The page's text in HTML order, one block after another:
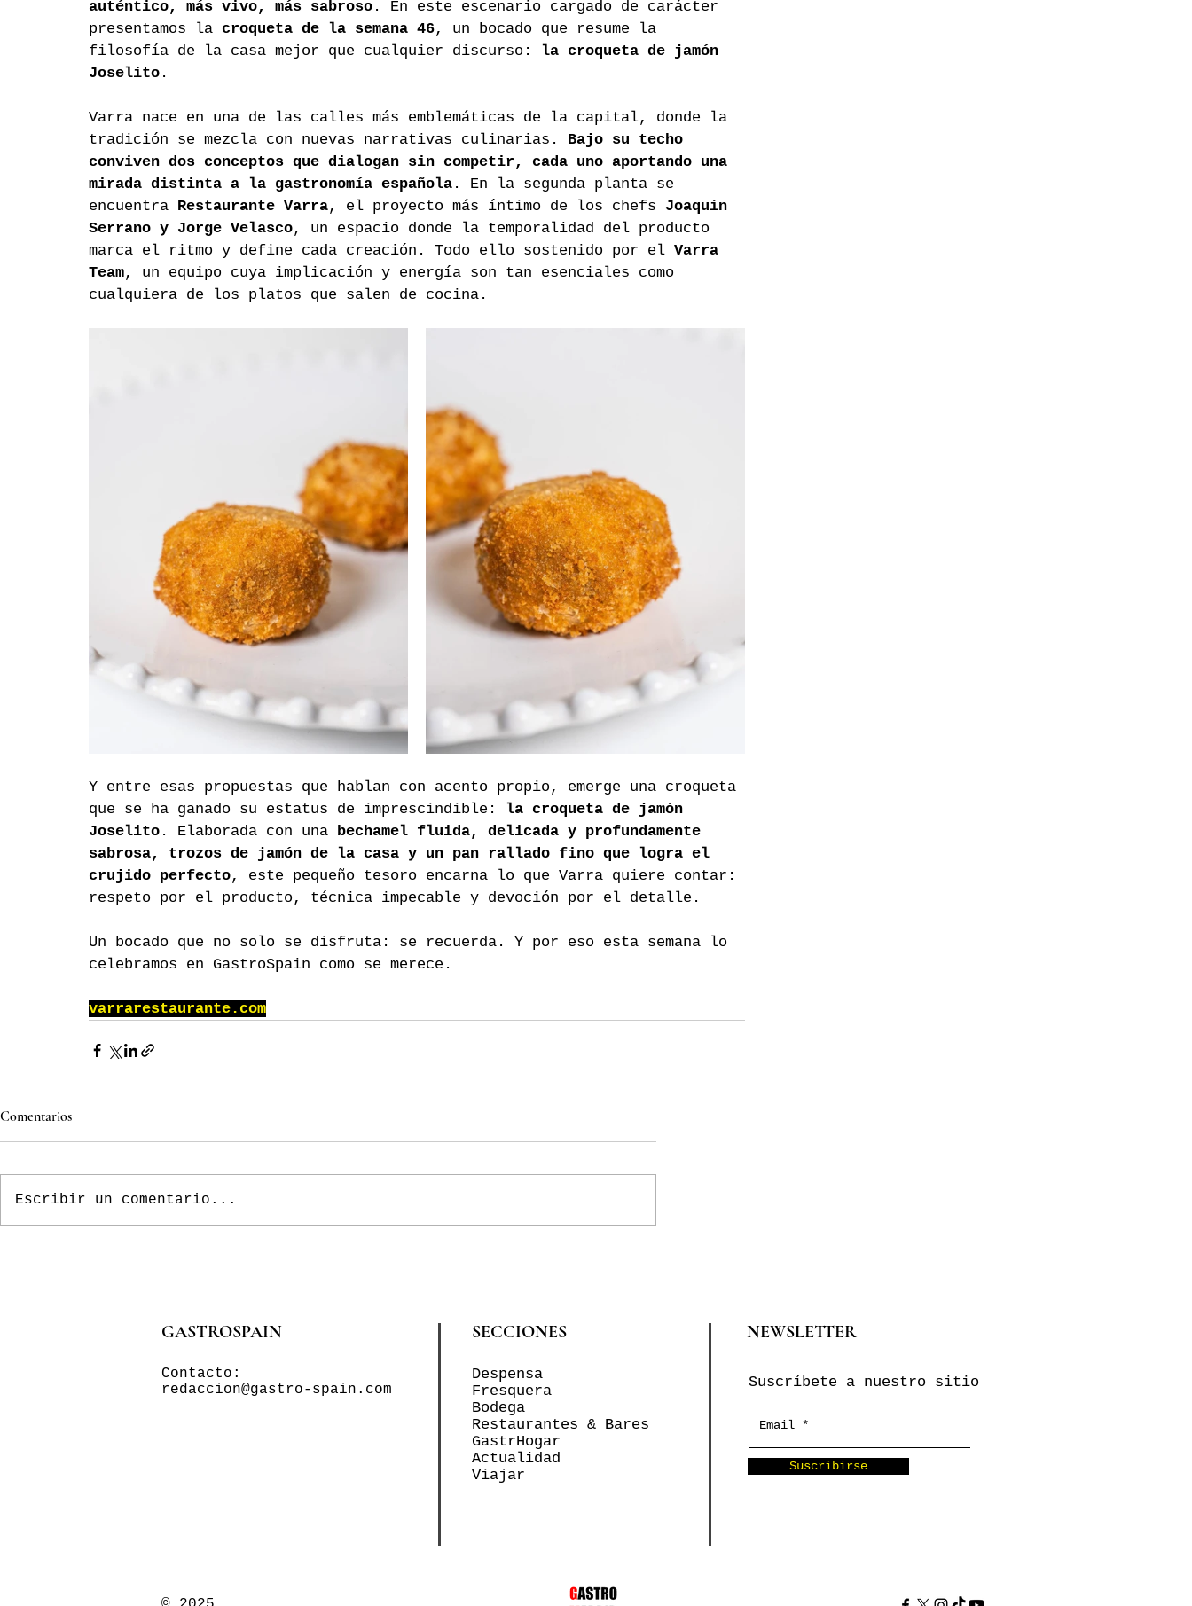
auténtico, más vivo, más sabroso . En este escenario cargado de carácter
presentamos la croqueta de la semana 46, un bocado que resume la
filosofía de la casa mejor que cualquier discurso:
la croqueta de jamón
Joselito .
Varra nace en una de las calles más emblemáticas de la capital, donde la
tradición se mezcla con nuevas narrativas culinarias. Bajo su techo
conviven dos conceptos que dialogan sin competir, cada uno aportando una
mirada distinta a la gastronomía española . En la segunda planta se
encuentra Restaurante Varra, el proyecto más íntimo de los chefs Joaquín
Serrano y Jorge Velasco, un espacio donde la temporalidad del producto
marca el ritmo y define cada creación. Todo ello sostenido por el Varra
Team, un equipo cuya implicación y energía son tan esenciales como
cualquiera de los platos que salen de cocina.
Y entre esas propuestas que hablan con acento propio, emerge una croqueta
que se ha ganado su estatus de imprescindible:
la croqueta de jamón
Joselito . Elaborada con una bechamel fluida, delicada y profundamente
sabrosa, trozos de jamón de la casa y un pan rallado fino que logra el
crujido perfecto, este pequeño tesoro encarna lo que Varra quiere contar:
respeto por el producto, técnica impecable y devoción por el detalle.
Un bocado que no solo se disfruta: se recuerda. Y por eso esta semana lo
celebramos en GastroSpain como se merece.
varrarestaurante.com
Comentarios
Escribir un comentario...
GASTROSPAIN
Contacto:
redaccion@gastro-spain.com
SECCIONES
Despensa
Fresquera
Bodega
Restaurantes & Bares
GastrHogar
Actualidad
Viajar
NEWSLETTER
Suscríbete a nuestro sitio
Suscribirse